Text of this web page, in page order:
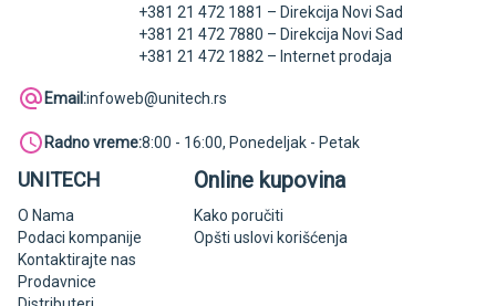
+381 21 472 1881 – Direkcija Novi Sad
+381 21 472 7880 – Direkcija Novi Sad
+381 21 472 1882 – Internet prodaja
Email:infoweb@unitech.rs
Radno vreme:8:00 - 16:00, Ponedeljak - Petak
UNITECH
O Nama
Podaci kompanije
Kontaktirajte nas
Prodavnice
Online kupovina
Kako poručiti
Opšti uslovi korišćenja